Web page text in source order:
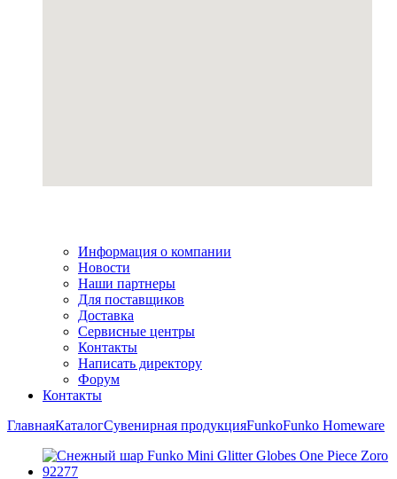
Информация о компании
Новости
Наши партнеры
Для поставщиков
Доставка
Сервисные центры
Контакты
Написать директору
Форум
Контакты
ГлавнаяКаталогСувенирная продукцияFunkoFunko Homeware